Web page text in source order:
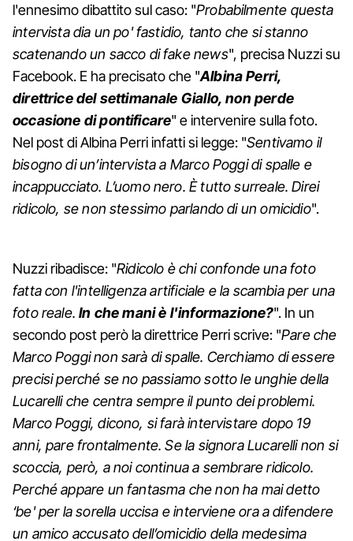
l'ennesimo dibattito sul caso: "Probabilmente questa
intervista dia un po' fastidio, tanto che si stanno
scatenando un sacco di fake news", precisa Nuzzi su
Facebook. E ha precisato che "Albina Perri,
direttrice del settimanale Giallo, non perde
occasione di pontificare" e intervenire sulla foto.
Nel post di Albina Perri infatti si legge: "Sentivamo il
bisogno di un’intervista a Marco Poggi di spalle e
incappucciato. L’uomo nero. È tutto surreale. Direi
ridicolo, se non stessimo parlando di un omicidio".
Nuzzi ribadisce: "Ridicolo è chi confonde una foto
fatta con l'intelligenza artificiale e la scambia per una
foto reale. In che mani è l'informazione?". In un
secondo post però la direttrice Perri scrive: "Pare che
Marco Poggi non sarà di spalle. Cerchiamo di essere
precisi perché se no passiamo sotto le unghie della
Lucarelli che centra sempre il punto dei problemi.
Marco Poggi, dicono, si farà intervistare dopo 19
anni, pare frontalmente. Se la signora Lucarelli non si
scoccia, però, a noi continua a sembrare ridicolo.
Perché appare un fantasma che non ha mai detto
‘be' per la sorella uccisa e interviene ora a difendere
un amico accusato dell’omicidio della medesima